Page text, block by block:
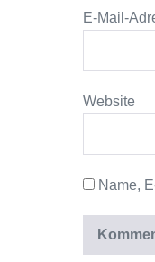
E-Mail-
Website
Name,